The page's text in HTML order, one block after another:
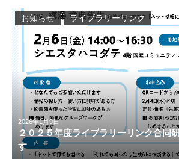
2026年1月9日
２０２５年度ライブラリーリンク合同
す
お知らせ ライブラリーリンク